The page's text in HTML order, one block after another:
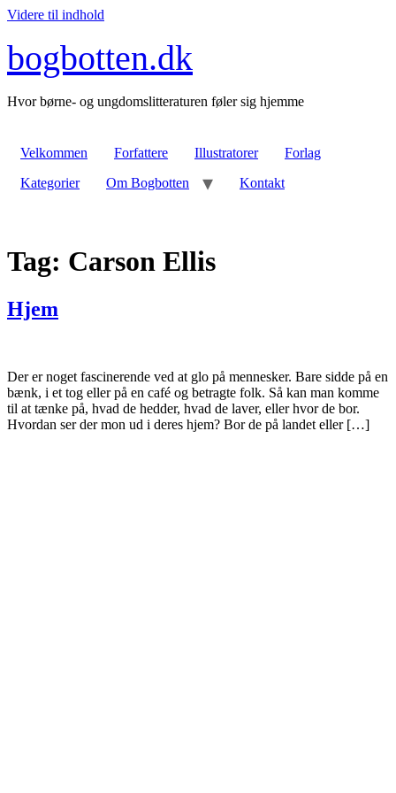
Videre til indhold
bogbotten.dk
Hvor børne- og ungdomslitteraturen føler sig hjemme
Velkommen Forfattere Illustratorer
Forlag
Kategorier
Om Bogbotten Kontakt
Tag: Carson Ellis
Hjem
Der er noget fascinerende ved at glo på mennesker. Bare sidde på en
bænk, i et tog eller på en café og betragte folk. Så kan man komme
til at tænke på, hvad de hedder, hvad de laver, eller hvor de bor.
Hvordan ser der mon ud i deres hjem? Bor de på landet eller […]